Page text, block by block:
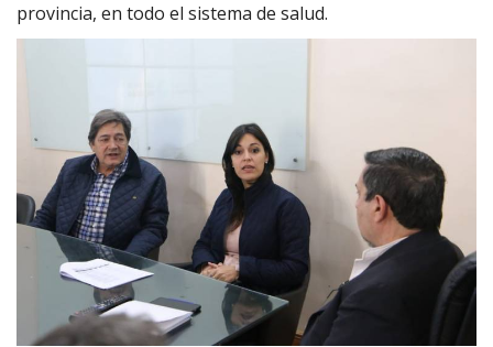
provincia, en todo el sistema de salud.